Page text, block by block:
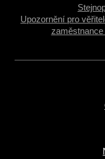
Upozornění pro